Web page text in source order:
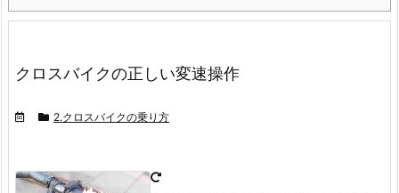
クロスバイクの正しい変速操作
2.クロスバイクの乗り方